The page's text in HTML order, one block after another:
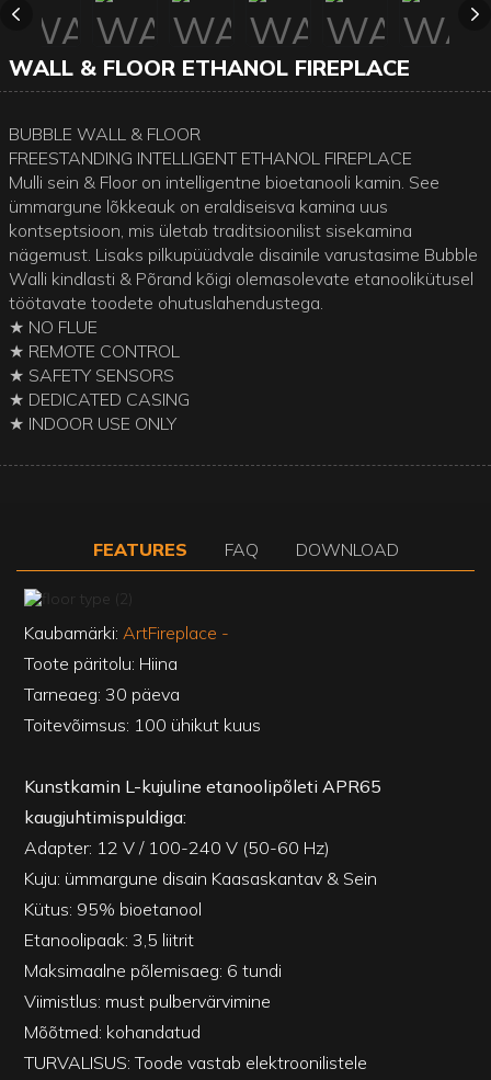
WALL & FLOOR ETHANOL FIREPLACE
BUBBLE WALL & FLOOR
FREESTANDING INTELLIGENT ETHANOL FIREPLACE
Mulli sein & Floor on intelligentne bioetanooli kamin. See
ümmargune lõkkeauk on eraldiseisva kamina uus
kontseptsioon, mis ületab traditsioonilist sisekamina
nägemust. Lisaks pilkupüüdvale disainile varustasime Bubble
Walli kindlasti & Põrand kõigi olemasolevate etanoolikütusel
töötavate toodete ohutuslahendustega.
★ NO FLUE
★ REMOTE CONTROL
★ SAFETY SENSORS
★ DEDICATED CASING
★ INDOOR USE ONLY
FEATURES FAQ DOWNLOAD
Kaubamärki: ArtFireplace -
Toote päritolu: Hiina
Tarneaeg: 30 päeva
Toitevõimsus: 100 ühikut kuus
Kunstkamin L-kujuline etanoolipõleti APR65
kaugjuhtimispuldiga:
Adapter: 12 V / 100-240 V (50-60 Hz)
Kuju: ümmargune disain Kaasaskantav & Sein
Kütus: 95% bioetanool
Etanoolipaak: 3,5 liitrit
Maksimaalne põlemisaeg: 6 tundi
Viimistlus: must pulbervärvimine
Mõõtmed: kohandatud
TURVALISUS: Toode vastab elektroonilistele